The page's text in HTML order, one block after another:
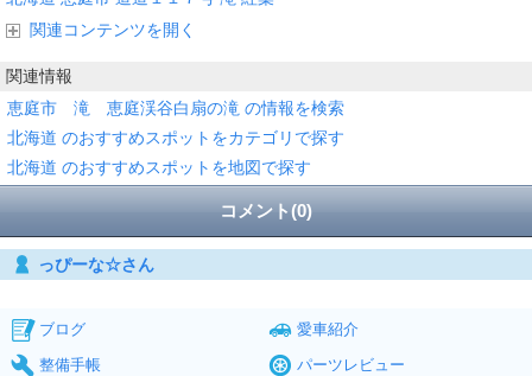
関連コンテンツを開く
関連情報
恵庭市 滝 恵庭渓谷白扇の滝 の情報を検索
北海道 のおすすめスポットをカテゴリで探す
北海道 のおすすめスポットを地図で探す
コメント(0)
っぴーな☆さん
ブログ
愛車紹介
整備手帳
パーツレビュー